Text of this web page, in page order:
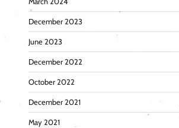
December 2023
June 2023
December 2022
October 2022
December 2021
May 2021